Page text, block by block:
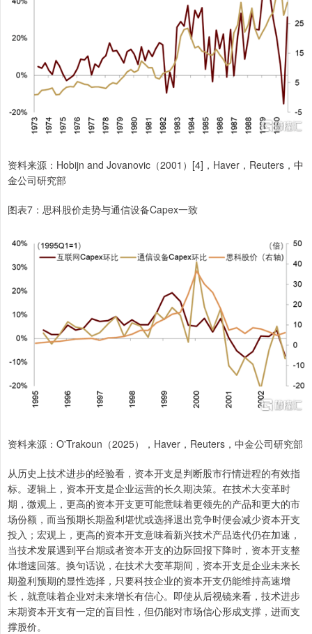
资料来源：Hobijn and Jovanovic（2001）[4]，Haver，Reuters，中
金公司研究部
图表7：思科股价走势与通信设备Capex一致
资料来源：O'Trakoun（2025），Haver，Reuters，中金公司研究部
从历史上技术进步的经验看，资本开支是判断股市行情进程的有效指
标。逻辑上，资本开支是企业运营的长久期决策。在技术大变革时
期，微观上，更高的资本开支更可能意味着更领先的产品和更大的市
场份额，而当预期长期盈利堪忧或选择退出竞争时便会减少资本开支
投入；宏观上，更高的资本开支意味着新兴技术产品迭代仍在加速，
当技术发展遇到平台期或者资本开支的边际回报下降时，资本开支整
体增速回落。换句话说，在技术大变革期间，资本开支是企业未来长
期盈利预期的显性选择，只要科技企业的资本开支仍能维持高速增
长，就意味着企业对未来增长有信心。即使从后视镜来看，技术进步
末期资本开支有一定的盲目性，但仍能对市场信心形成支撑，进而支
撑股价。